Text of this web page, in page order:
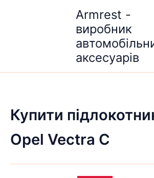
Armrest -
виробник
аксесуарів
Купити
Opel Vectra С